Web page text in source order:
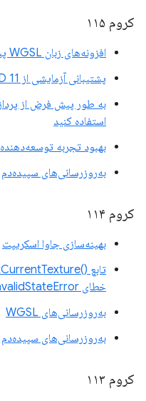
کروم ۱۱۵
افزونه‌های زبان WGSL پشتیبانی‌شده
پشتیبانی آزمایشی از Direct3D 11
استفاده کنید
بهبود تجربه توسعه‌دهنده
به‌روزرسانی‌های سپیده‌دم
کروم ۱۱۴
بهینه‌سازی جاوا اسکریپت
خطای InvalidStateError را نمایش می‌دهد.
به‌روزرسانی‌های WGSL
به‌روزرسانی‌های سپیده‌دم
کروم ۱۱۳